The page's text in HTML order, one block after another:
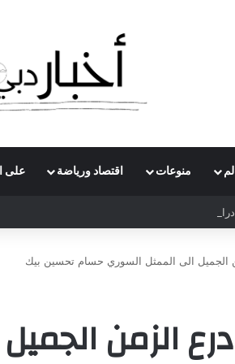
منوعات اقتصاد ورياضة على
بريطاني يدعو لرفع ضريبة الدخل إلى 52%
الجميل الى الممثل السوري حسام تحسين بيك
الزمن